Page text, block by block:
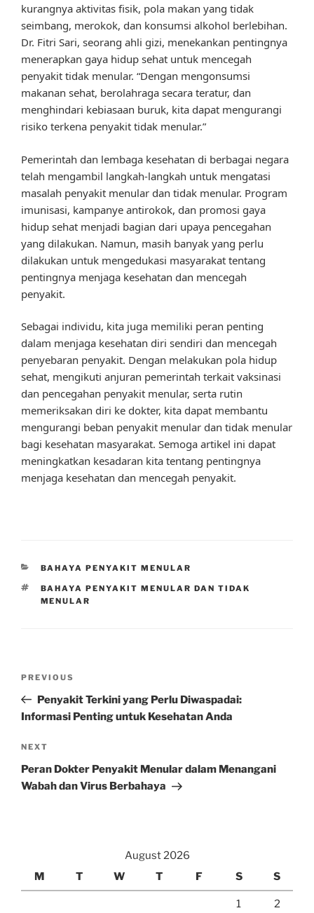
kurangnya aktivitas fisik, pola makan yang tidak
seimbang, merokok, dan konsumsi alkohol berlebihan.
Dr. Fitri Sari, seorang ahli gizi, menekankan pentingnya
menerapkan gaya hidup sehat untuk mencegah
penyakit tidak menular. “Dengan mengonsumsi
makanan sehat, berolahraga secara teratur, dan
menghindari kebiasaan buruk, kita dapat mengurangi
risiko terkena penyakit tidak menular.”
Pemerintah dan lembaga kesehatan di berbagai negara
telah mengambil langkah-langkah untuk mengatasi
masalah penyakit menular dan tidak menular. Program
imunisasi, kampanye antirokok, dan promosi gaya
hidup sehat menjadi bagian dari upaya pencegahan
yang dilakukan. Namun, masih banyak yang perlu
dilakukan untuk mengedukasi masyarakat tentang
pentingnya menjaga kesehatan dan mencegah
penyakit.
Sebagai individu, kita juga memiliki peran penting
dalam menjaga kesehatan diri sendiri dan mencegah
penyebaran penyakit. Dengan melakukan pola hidup
sehat, mengikuti anjuran pemerintah terkait vaksinasi
dan pencegahan penyakit menular, serta rutin
memeriksakan diri ke dokter, kita dapat membantu
mengurangi beban penyakit menular dan tidak menular
bagi kesehatan masyarakat. Semoga artikel ini dapat
meningkatkan kesadaran kita tentang pentingnya
menjaga kesehatan dan mencegah penyakit.
CATEGORIES
BAHAYA PENYAKIT MENULAR
TAGS
BAHAYA PENYAKIT MENULAR DAN TIDAK
MENULAR
Previous
Post
PREVIOUS
Penyakit Terkini yang Perlu Diwaspadai:
Informasi Penting untuk Kesehatan Anda
Next
Post
NEXT
Peran Dokter Penyakit Menular dalam Menangani
Wabah dan Virus Berbahaya
August 2026
M
T W T F S S
1 2